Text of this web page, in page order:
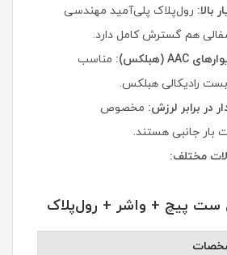
بالا: رول‌پلاک پلی‌آمید مهندسی
هم گسترش کامل دارد.
مناسب
رادیکالی هبلکس.
در برابر لرزش: مخصوص
بار جانبی هستند.
مختلف:
پیچ + واشر + رول‌پلاک